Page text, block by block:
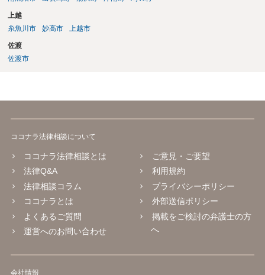
上越
糸魚川市
妙高市 上越市
佐渡
佐渡市
ココナラ法律相談について
ココナラ法律相談とは
法律Q&A
法律相談コラム
ココナラとは
よくあるご質問
運営へのお問い合わせ
ご意見・ご要望
利用規約
プライバシーポリシー
外部送信ポリシー
掲載をご検討の弁護士の方
へ
会社情報